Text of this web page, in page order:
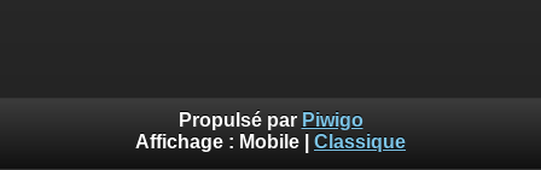
Propulsé par Piwigo
Affichage : Mobile Classique